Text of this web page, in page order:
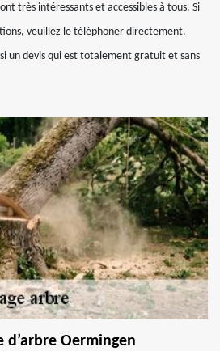
très intéressants et accessibles à tous. Si
veuillez le téléphoner directement.
un devis qui est totalement gratuit et sans
d’arbre Oermingen